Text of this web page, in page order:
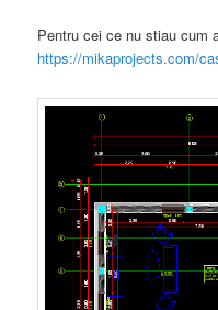
Pentru cei ce nu stiau cum
https://mikaprojects.com/